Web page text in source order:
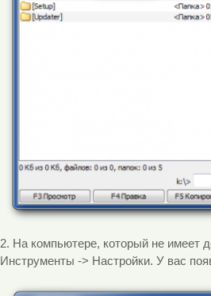
2. На компьютере, который не имеет
Инструменты -> Настройки. У вас